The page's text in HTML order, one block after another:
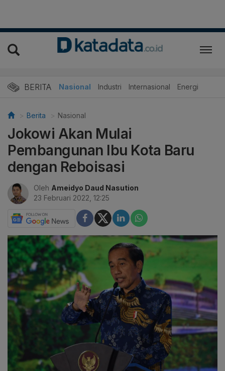
BERITA Nasional Industri Internasional Energi
Berita Nasional
Jokowi Akan Mulai
Pembangunan Ibu Kota Baru
dengan Reboisasi
Oleh Ameidyo Daud Nasution
23 Februari 2022, 12:25